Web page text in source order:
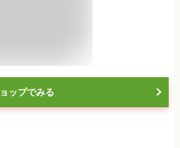
ップでみる